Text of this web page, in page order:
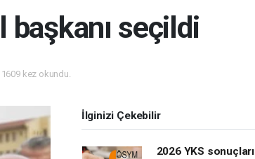
başkanı seçildi
kez okundu.
İlginizi Çekebilir
2026 YKS sonuçları